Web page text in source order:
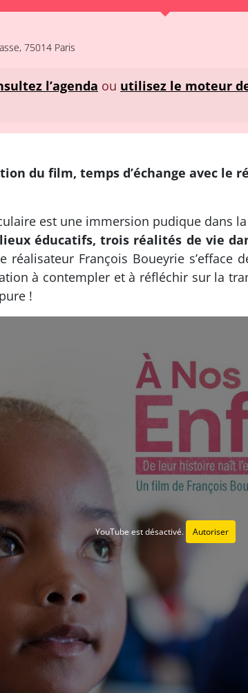
75014 Paris
l’agenda ou utilisez le moteur
du film, temps d’échange avec
est une immersion pudique dans
éducatifs, trois réalités de vie
réalisateur François Boueyrie
à contempler et à réfléchir sur la
!
YouTube est désactivé. Autoriser